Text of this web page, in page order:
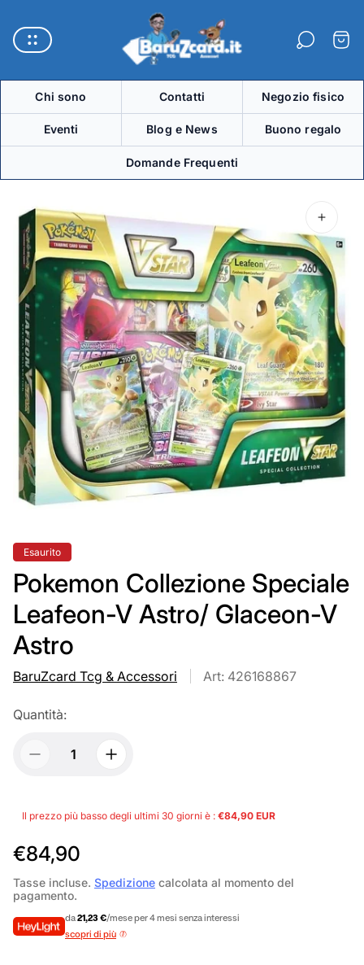
del
negozio"
Chi sono Contatti Negozio fisico
Eventi Blog e News Buono regalo
Domande Frequenti
Etichetta
del
prodotto:
Esaurito
Pokemon Collezione Speciale
Leafeon-V Astro/ Glaceon-V
Astro
BaruZcard Tcg & Accessori Art: 426168867
Quantità:
Il prezzo più basso degli ultimi 30 giorni è : €84,90 EUR
P
r
e
z
€84,90
Tasse incluse. Spedizione calcolata al momento del
pagamento.
da21,23 €/mese per 4 mesi senza interessi
scopri di più